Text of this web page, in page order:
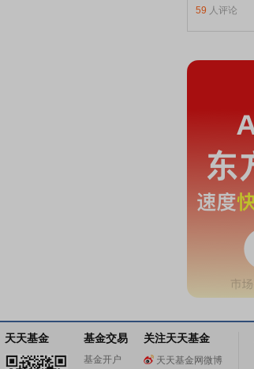
59 人评论
天天基金 基金交易
基金开户
关注天天基金
天天基金网微博